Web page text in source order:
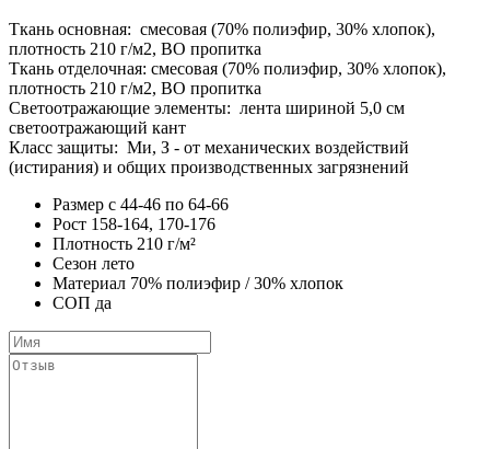
Ткань основная: смесовая (70% полиэфир, 30% хлопок),
плотность 210 г/м2, ВО пропитка
Ткань отделочная: смесовая (70% полиэфир, 30% хлопок),
плотность 210 г/м2, ВО пропитка
Светоотражающие элементы: лента шириной 5,0 см
светоотражающий кант
Класс защиты: Ми, З - от механических воздействий
(истирания) и общих производственных загрязнений
Размер с 44-46 по 64-66
Рост 158-164, 170-176
Плотность 210 г/м²
Сезон лето
Материал 70% полиэфир / 30% хлопок
СОП да